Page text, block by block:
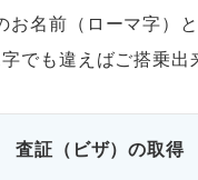
お名前（ローマ字）
でも違えばご搭乗出
査証（ビザ）の取得